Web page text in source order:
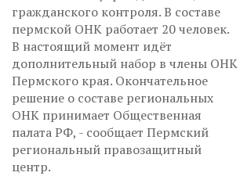
гражданского контроля. В составе
пермской ОНК работает 20 человек.
В настоящий момент идёт
дополнительный набор в члены ОНК
Пермского края. Окончательное
решение о составе региональных
ОНК принимает Общественная
палата РФ, - сообщает Пермский
региональный правозащитный
центр.